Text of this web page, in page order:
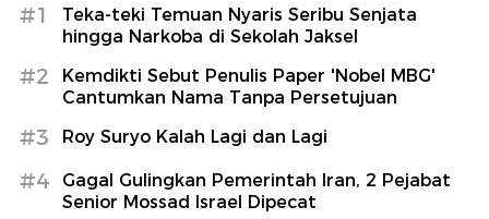
#1
Teka-teki Temuan Nyaris Seribu Senjata
hingga Narkoba di Sekolah Jaksel
#2
Kemdikti Sebut Penulis Paper 'Nobel MBG'
Cantumkan Nama Tanpa Persetujuan
#3 Roy Suryo Kalah Lagi dan Lagi
#4
Gagal Gulingkan Pemerintah Iran, 2 Pejabat
Senior Mossad Israel Dipecat